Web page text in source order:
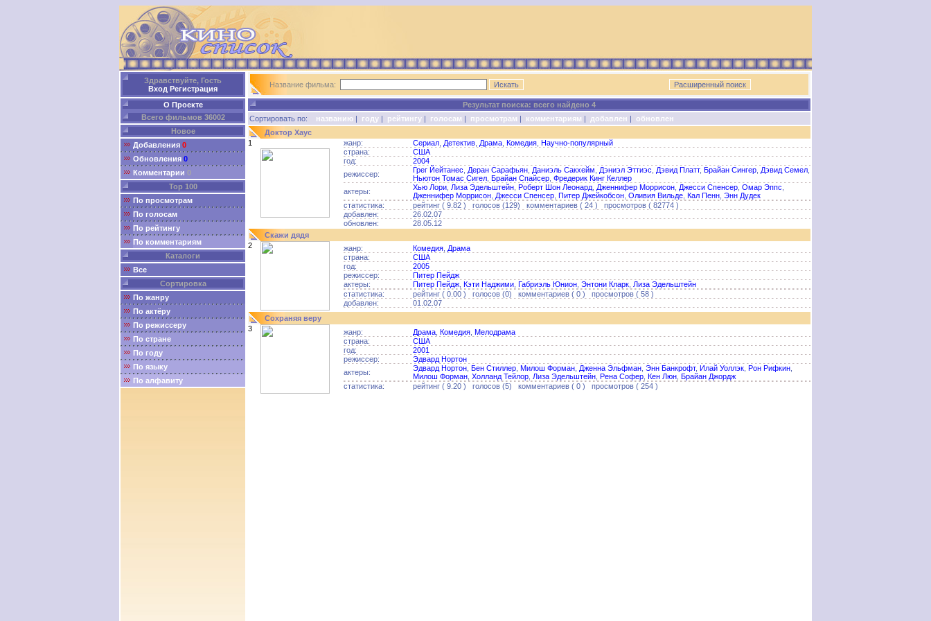
Здравствуйте, Гость
Вход Регистрация
О Проекте
Всего фильмов 36002
Новое
Добавления 0
Обновления 0
Комментарии 0
Top 100
По просмотрам
По голосам
По рейтингу
По комментариям
Каталоги
Все
Сортировка
По жанру
По актёру
По режиссеру
По стране
По году
По языку
По алфавиту
Название фильма:
Результат поиска: всего найдено 4
Сортировать по: названию | году | рейтингу | голосам | просмотрам | комментариям | добавлен | обновлен
Доктор Хаус
1
жанр: Сериал Детектив Драма Комедия Научно-популярный
страна:
США
год:
2004
режиссер:
Грег Йейтанес Деран Сарафьян Даниэль Сакхейм Дэниэл Эттиэс Дэвид Платт, Брайан Сингер Дэвид Семел
Ньютон Томас Сигел Брайан Спайсер Фредерик Кинг Келлер
актеры:
Хью Лори Лиза Эдельштейн Роберт Шон Леонард Дженнифер Моррисон Джесси Спенсер Омар Эппс
Дженнифер Моррисон Джесси Спенсер Питер Джейкобсон Оливия Вильде Кал Пенн Энн Дудек
статистика:
рейтинг ( 9.82 ) голосов (129) комментариев ( 24 ) просмотров ( 82774 )
добавлен:
26.02.07
обновлен:
28.05.12
Скажи дядя
2
жанр: Комедия Драма
страна:
США
год:
2005
режиссер:
Питер Пейдж
актеры:
Питер Пейдж Кэти Наджими Габриэль Юнион Энтони Кларк Лиза Эдельштейн
статистика:
рейтинг ( 0.00 ) голосов (0) комментариев ( 0 ) просмотров ( 58 )
добавлен:
01.02.07
Сохраняя веру
3
жанр: Драма Комедия Мелодрама
страна:
США
год:
2001
режиссер:
Эдвард Нортон
актеры:
Эдвард Нортон Бен Стиллер Милош Форман Дженна Эльфман Энн Банкрофт, Илай Уоллэк Рон Рифкин
Милош Форман Холланд Тейлор Лиза Эдельштейн Рена Софер Кен Люн Брайан Джордж
статистика:
рейтинг ( 9.20 ) голосов (5) комментариев ( 0 ) просмотров ( 254 )